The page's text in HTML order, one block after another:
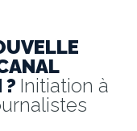
? Initiation à